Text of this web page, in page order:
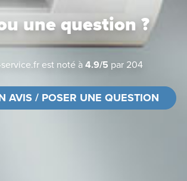
une question ?
est noté à4.9/5 par 204
AVIS / POSER UNE QUESTION